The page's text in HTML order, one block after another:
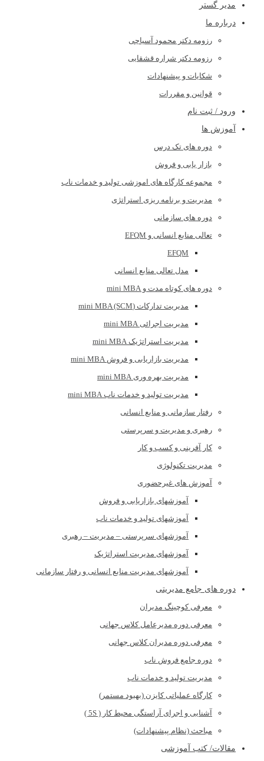
مدیر گستر
درباره ما
رزومه دکتر محمود آسیاچی
رزومه دکتر شراره قشقایی
شکایات و پیشنهادات
قوانین و مقررات
ورود / ثبت نام
آموزش ها
دوره های تک درس
بازار یابی و فروش
مجموعه کارگاه های اموزشی تولید و خدمات ناب
مدیریت و برنامه ریزی استراتژی
دوره های سازمانی
تعالی منابع انسانی و EFQM
EFQM
مدل تعالی منابع انسانی
دوره های کوتاه مدت و mini MBA
مدیریت تدارکات (mini MBA (SCM
مدیریت اجرائی mini MBA
مدیریت استراتژیک mini MBA
مدیریت بازاریابی و فروش mini MBA
مدیریت بهره وری mini MBA
مدیریت تولید و خدمات ناب mini MBA
رفتار سازمانی و منابع انسانی
رهبری و مدیریت و سرپرستی
کار آفرینی و کسب و کار
مدیریت تکنولوژی
آموزش های غیرحضوری
آموزشهای بازاریابی و فروش
آموزشهای تولید و خدمات ناب
آموزشهای سرپرستی – مدیریت – رهبری
آموزشهای مدیریت استراتژیک
آموزشهای مدیریت منابع انسانی و رفتار سازمانی
دوره های جامع مدیریتی
معرفی کوچینگ مدیران
معرفی دوره مدیرعامل کلاس جهانی
معرفی دوره مدیران کلاس جهانی
دوره جامع فروش ناب
مدیریت تولید و خدمات ناب
کارگاه عملیاتی کایزن (بهبود مستمر)
آشنایی و اجرای آراستگی محیط کار ( 5S )
مباحث (نظام پیشنهادات)
مقالات/ کتب آموزشی